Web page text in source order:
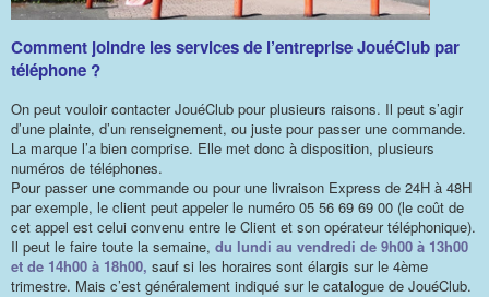
Comment joindre les services de l’entreprise JouéClub par
téléphone ?
On peut vouloir contacter JouéClub pour plusieurs raisons. Il peut s’agir
d’une plainte, d’un renseignement, ou juste pour passer une commande.
La marque l’a bien comprise. Elle met donc à disposition, plusieurs
numéros de téléphones.
Pour passer une commande ou pour une livraison Express de 24H à 48H
par exemple, le client peut appeler le numéro 05 56 69 69 00 (le coût de
cet appel est celui convenu entre le Client et son opérateur téléphonique).
Il peut le faire toute la semaine, du lundi au vendredi de 9h00 à 13h00
et de 14h00 à 18h00, sauf si les horaires sont élargis sur le 4ème
trimestre. Mais c’est généralement indiqué sur le catalogue de JouéClub.